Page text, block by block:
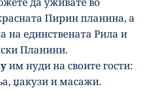
Пирин планина, а
на единствената Рила и
Планини.
им нуди на своите гости:
џакузи и масажи.